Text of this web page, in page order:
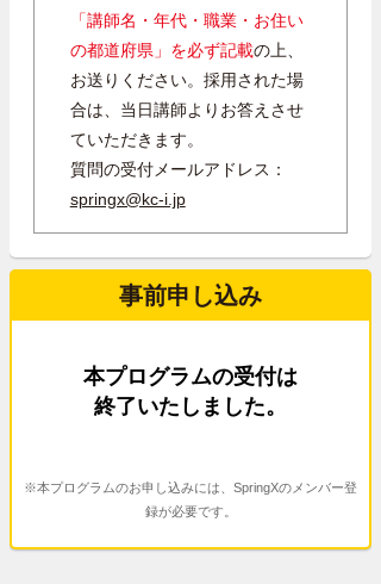
「講師名・年代・職業・お住い
の都道府県」を必ず記載の上、
お送りください。採用された場
合は、当日講師よりお答えさせ
ていただきます。
質問の受付メールアドレス：
springx@kc-i.jp
事前申し込み
本プログラムの受付は
終了いたしました。
※本プログラムのお申し込みには、SpringXのメンバー登
録が必要です。